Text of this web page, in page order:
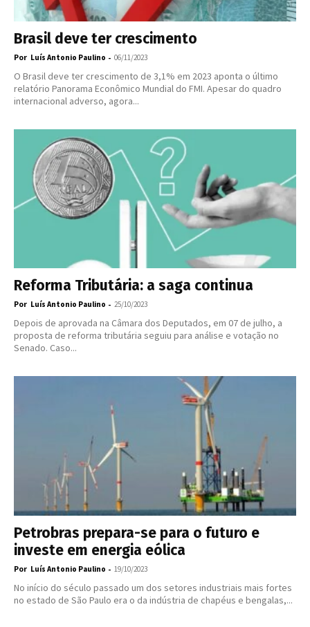
Brasil deve ter crescimento
Por Luís Antonio Paulino - 06/11/2023
O Brasil deve ter crescimento de 3,1% em 2023 aponta o último
relatório Panorama Econômico Mundial do FMI. Apesar do quadro
internacional adverso, agora...
Reforma Tributária: a saga continua
Por Luís Antonio Paulino - 25/10/2023
Depois de aprovada na Câmara dos Deputados, em 07 de julho, a
proposta de reforma tributária seguiu para análise e votação no
Senado. Caso...
Petrobras prepara-se para o futuro e
investe em energia eólica
Por Luís Antonio Paulino - 19/10/2023
No início do século passado um dos setores industriais mais fortes
no estado de São Paulo era o da indústria de chapéus e bengalas,...